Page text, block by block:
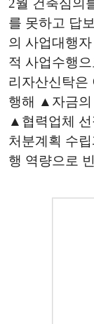
2월 건축심의
를 못하고 답
의 사업대행
적 사업수행
리자산신탁은
행해 ▲자금의
▲협력업체
처분계획 수
행 역량으로